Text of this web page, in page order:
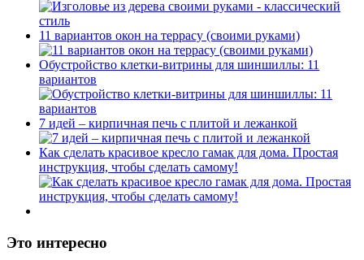
11 вариантов окон на террасу (своими руками)
Обустройство клетки-витрины для шиншиллы: 11
вариантов
7 идей – кирпичная печь с плитой и лежанкой
Как сделать красивое кресло гамак для дома. Простая
инструкция, чтобы сделать самому!
Это интересно